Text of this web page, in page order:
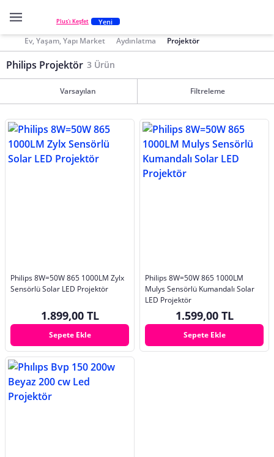
Plus'ı Keşfet Yeni
Ev, Yaşam, Yapı Market Aydınlatma Projektör
Philips Projektör 3 Ürün
Varsayılan Filtreleme
Philips 8W=50W 865 1000LM Zylx
Sensörlü Solar LED Projektör
1.899,00 TL
Sepete Ekle
Philips 8W=50W 865 1000LM
Mulys Sensörlü Kumandalı Solar
LED Projektör
1.599,00 TL
Sepete Ekle